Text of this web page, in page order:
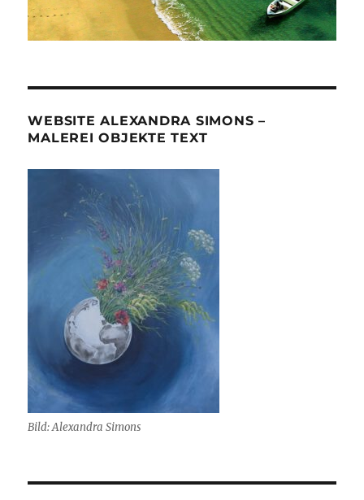
WEBSITE ALEXANDRA SIMONS –
MALEREI OBJEKTE TEXT
Bild: Alexandra Simons